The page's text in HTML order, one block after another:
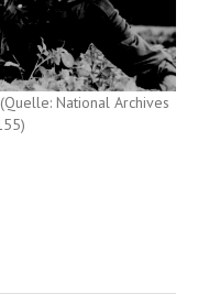
National Archives